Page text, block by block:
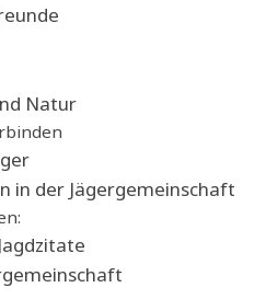
Natur
in der Jägergemeinschaft